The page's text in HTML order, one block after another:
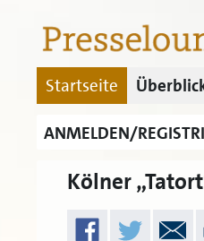
Startseite
ANMELDEN/
Kölner